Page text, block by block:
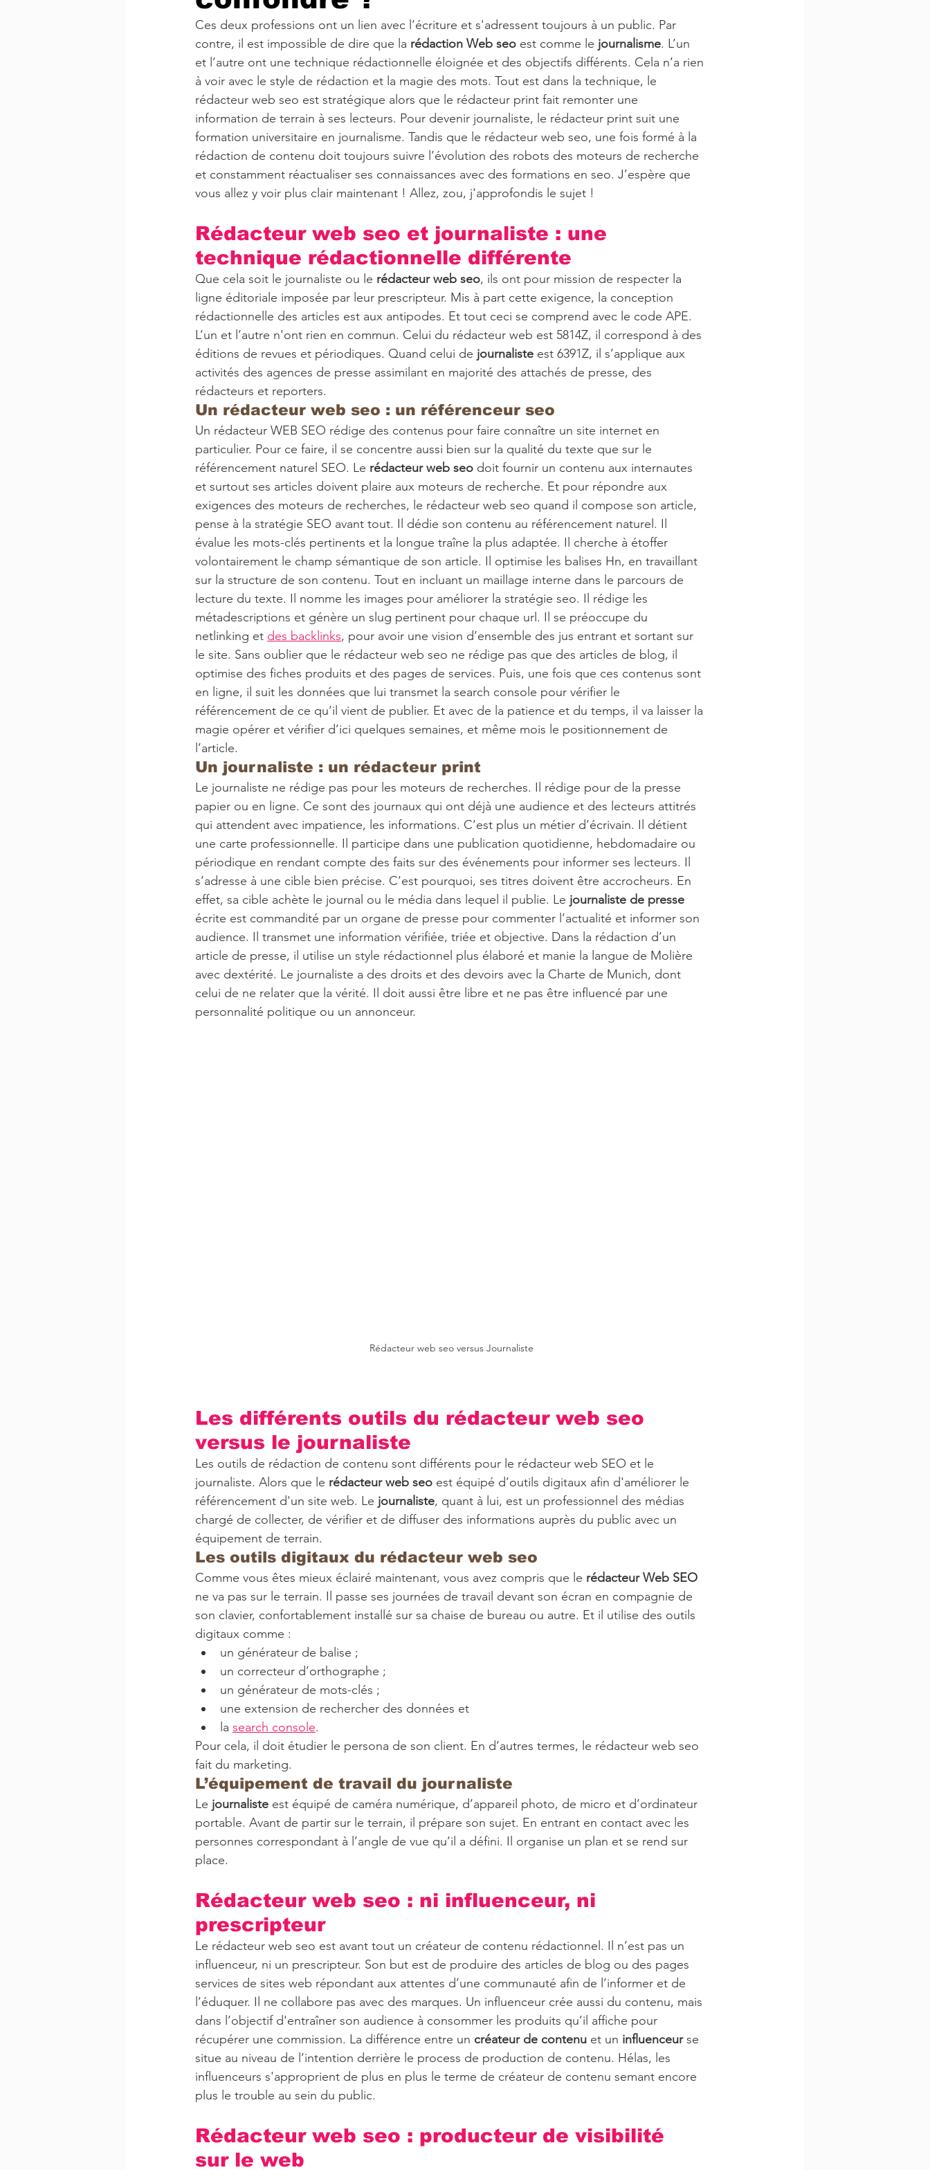
Ces deux professions ont un lien avec l’écriture et s'adressent toujours à un public. Par
contre, il est impossible de dire que la rédaction Web seo est comme le journalisme. L’un
et l’autre ont une technique rédactionnelle éloignée et des objectifs différents. Cela n’a rien
à voir avec le style de rédaction et la magie des mots. Tout est dans la technique, le
rédacteur web seo est stratégique alors que le rédacteur print fait remonter une
information de terrain à ses lecteurs. Pour devenir journaliste, le rédacteur print suit une
formation universitaire en journalisme. Tandis que le rédacteur web seo, une fois formé à la
rédaction de contenu doit toujours suivre l’évolution des robots des moteurs de recherche
et constamment réactualiser ses connaissances avec des formations en seo. J’espère que
vous allez y voir plus clair maintenant ! Allez, zou, j'approfondis le sujet !
Rédacteur web seo et journaliste : une
technique rédactionnelle différente
Que cela soit le journaliste ou le rédacteur web seo, ils ont pour mission de respecter la
ligne éditoriale imposée par leur prescripteur. Mis à part cette exigence, la conception
rédactionnelle des articles est aux antipodes. Et tout ceci se comprend avec le code APE.
L’un et l’autre n'ont rien en commun. Celui du rédacteur web est 5814Z, il correspond à des
éditions de revues et périodiques. Quand celui de journaliste est 6391Z, il s’applique aux
activités des agences de presse assimilant en majorité des attachés de presse, des
rédacteurs et reporters.
Un rédacteur web seo : un référenceur seo
Un rédacteur WEB SEO rédige des contenus pour faire connaître un site internet en
particulier. Pour ce faire, il se concentre aussi bien sur la qualité du texte que sur le
référencement naturel SEO. Le rédacteur web seo doit fournir un contenu aux internautes
et surtout ses articles doivent plaire aux moteurs de recherche. Et pour répondre aux
exigences des moteurs de recherches, le rédacteur web seo quand il compose son article,
pense à la stratégie SEO avant tout. Il dédie son contenu au référencement naturel. Il
évalue les mots-clés pertinents et la longue traîne la plus adaptée. Il cherche à étoffer
volontairement le champ sémantique de son article. Il optimise les balises Hn, en travaillant
sur la structure de son contenu. Tout en incluant un maillage interne dans le parcours de
lecture du texte. Il nomme les images pour améliorer la stratégie seo. Il rédige les
métadescriptions et génère un slug pertinent pour chaque url. Il se préoccupe du
netlinking et des backlinks, pour avoir une vision d’ensemble des jus entrant et sortant sur
le site. Sans oublier que le rédacteur web seo ne rédige pas que des articles de blog, il
optimise des fiches produits et des pages de services. Puis, une fois que ces contenus sont
en ligne, il suit les données que lui transmet la search console pour vérifier le
référencement de ce qu’il vient de publier. Et avec de la patience et du temps, il va laisser la
magie opérer et vérifier d’ici quelques semaines, et même mois le positionnement de
l’article.
Un journaliste : un rédacteur print
Le journaliste ne rédige pas pour les moteurs de recherches. Il rédige pour de la presse
papier ou en ligne. Ce sont des journaux qui ont déjà une audience et des lecteurs attitrés
qui attendent avec impatience, les informations. C’est plus un métier d’écrivain. Il détient
une carte professionnelle. Il participe dans une publication quotidienne, hebdomadaire ou
périodique en rendant compte des faits sur des événements pour informer ses lecteurs. Il
s’adresse à une cible bien précise. C’est pourquoi, ses titres doivent être accrocheurs. En
effet, sa cible achète le journal ou le média dans lequel il publie. Le journaliste de presse
écrite est commandité par un organe de presse pour commenter l’actualité et informer son
audience. Il transmet une information vérifiée, triée et objective. Dans la rédaction d’un
article de presse, il utilise un style rédactionnel plus élaboré et manie la langue de Molière
avec dextérité. Le journaliste a des droits et des devoirs avec la Charte de Munich, dont
celui de ne relater que la vérité. Il doit aussi être libre et ne pas être influencé par une
personnalité politique ou un annonceur.
Rédacteur web seo versus Journaliste
Les différents outils du rédacteur web seo
versus le journaliste
Les outils de rédaction de contenu sont différents pour le rédacteur web SEO et le
journaliste. Alors que le rédacteur web seo est équipé d’outils digitaux afin d'améliorer le
référencement d'un site web. Le journaliste, quant à lui, est un professionnel des médias
chargé de collecter, de vérifier et de diffuser des informations auprès du public avec un
équipement de terrain.
Les outils digitaux du rédacteur web seo
Comme vous êtes mieux éclairé maintenant, vous avez compris que le rédacteur Web SEO
ne va pas sur le terrain. Il passe ses journées de travail devant son écran en compagnie de
son clavier, confortablement installé sur sa chaise de bureau ou autre. Et il utilise des outils
digitaux comme :
un générateur de balise ;
un correcteur d’orthographe ;
un générateur de mots-clés ;
une extension de rechercher des données et
la search console.
Pour cela, il doit étudier le persona de son client. En d’autres termes, le rédacteur web seo
fait du marketing.
L’équipement de travail du journaliste
Le journaliste est équipé de caméra numérique, d’appareil photo, de micro et d’ordinateur
portable. Avant de partir sur le terrain, il prépare son sujet. En entrant en contact avec les
personnes correspondant à l’angle de vue qu’il a défini. Il organise un plan et se rend sur
place.
Rédacteur web seo : ni influenceur, ni
prescripteur
Le rédacteur web seo est avant tout un créateur de contenu rédactionnel. Il n’est pas un
influenceur, ni un prescripteur. Son but est de produire des articles de blog ou des pages
services de sites web répondant aux attentes d’une communauté afin de l’informer et de
l’éduquer. Il ne collabore pas avec des marques. Un influenceur crée aussi du contenu, mais
dans l’objectif d'entraîner son audience à consommer les produits qu’il affiche pour
récupérer une commission. La différence entre un créateur de contenu et un influenceur se
situe au niveau de l’intention derrière le process de production de contenu. Hélas, les
influenceurs s'approprient de plus en plus le terme de créateur de contenu semant encore
plus le trouble au sein du public. ‍
Rédacteur web seo : producteur de visibilité
sur le web